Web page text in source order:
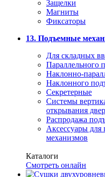
Защелки
Магниты
Фиксаторы
13. Подъемные
Для складных
Параллельного
Наклонно-
Наклонного
Секретерные
Системы
открывания
Распродажа
Аксессуары
механизмов
Каталоги
Смотреть онлайн